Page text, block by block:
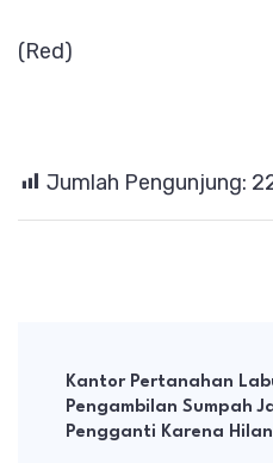
(Red)
Jumlah Pengunjung:
Navigation
Kantor Pertanahan
Pengambilan Sumpah
Pengganti Karena